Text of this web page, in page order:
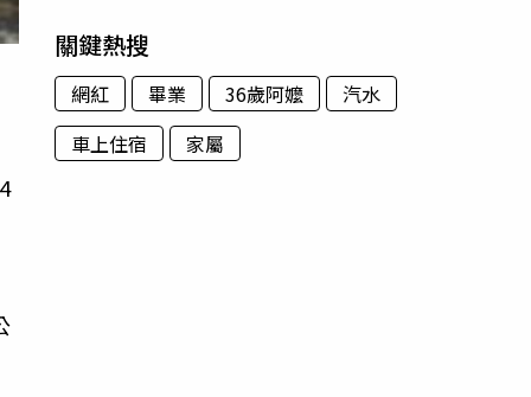
關鍵熱搜
網紅 畢業 36歲阿嬤
汽水
車上住宿
家屬